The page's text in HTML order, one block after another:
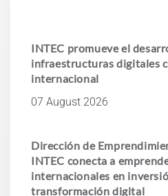
INTEC promueve el
infraestructuras digitales
internacional
07 August 2026
Dirección de
INTEC conecta a
internacionales en
transformación digital